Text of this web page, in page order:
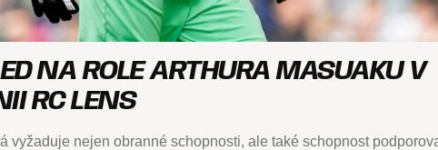
NA ROLE ARTHURA MASUAKU V
RC LENS
vyžaduje nejen obranné schopnosti, ale také schopnost